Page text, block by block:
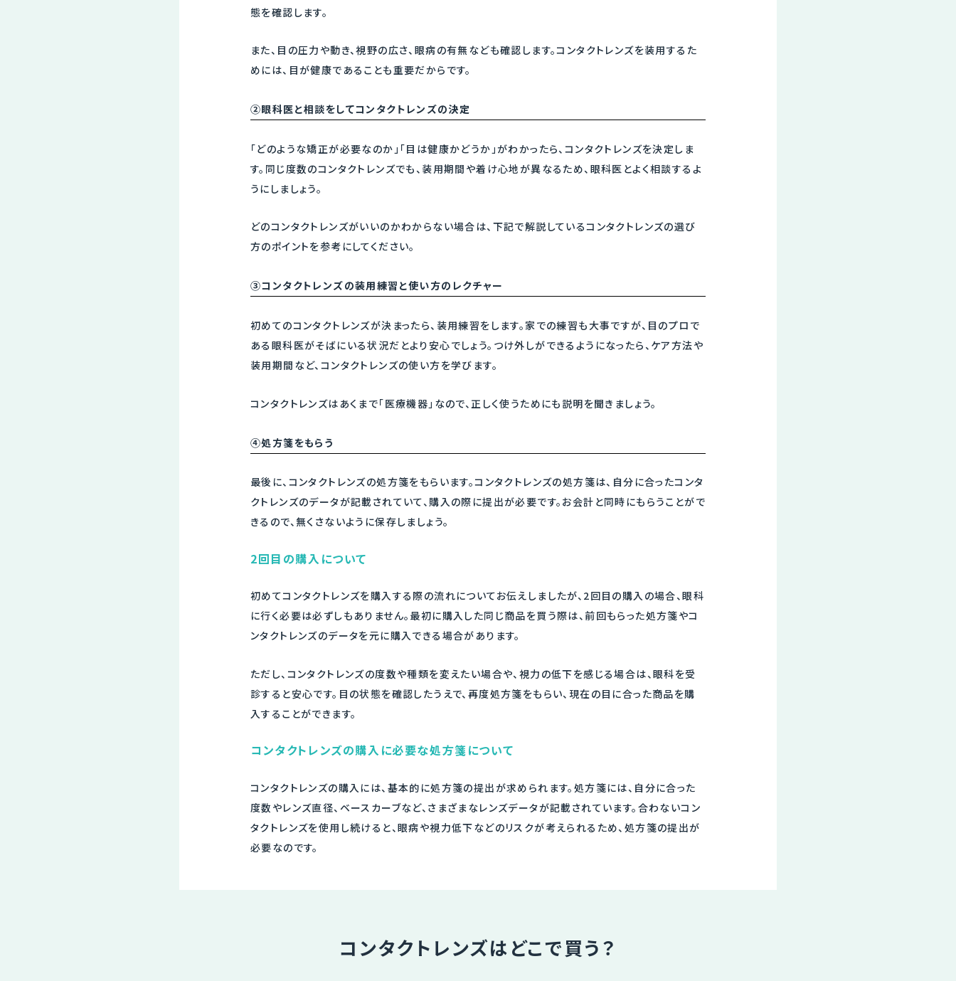
態を確認します。
また、目の圧力や動き、視野の広さ、眼病の有無なども確認します。コンタクトレンズを装用するた
めには、目が健康であることも重要だからです。
②眼科医と相談をしてコンタクトレンズの決定
「どのような矯正が必要なのか」「目は健康かどうか」がわかったら、コンタクトレンズを決定しま
す。同じ度数のコンタクトレンズでも、装用期間や着け心地が異なるため、眼科医とよく相談するよ
うにしましょう。
どのコンタクトレンズがいいのかわからない場合は、下記で解説しているコンタクトレンズの選び
方のポイントを参考にしてください。
③コンタクトレンズの装用練習と使い方のレクチャー
初めてのコンタクトレンズが決まったら、装用練習をします。家での練習も大事ですが、目のプロで
ある眼科医がそばにいる状況だとより安心でしょう。つけ外しができるようになったら、ケア方法や
装用期間など、コンタクトレンズの使い方を学びます。
コンタクトレンズはあくまで「医療機器」なので、正しく使うためにも説明を聞きましょう。
④処方箋をもらう
最後に、コンタクトレンズの処方箋をもらいます。コンタクトレンズの処方箋は、自分に合ったコンタ
クトレンズのデータが記載されていて、購入の際に提出が必要です。お会計と同時にもらうことがで
きるので、無くさないように保存しましょう。
2回目の購入について
初めてコンタクトレンズを購入する際の流れについてお伝えしましたが、2回目の購入の場合、眼科
に行く必要は必ずしもありません。最初に購入した同じ商品を買う際は、前回もらった処方箋やコ
ンタクトレンズのデータを元に購入できる場合があります。
ただし、コンタクトレンズの度数や種類を変えたい場合や、視力の低下を感じる場合は、眼科を受
診すると安心です。目の状態を確認したうえで、再度処方箋をもらい、現在の目に合った商品を購
入することができます。
コンタクトレンズの購入に必要な処方箋について
コンタクトレンズの購入には、基本的に処方箋の提出が求められます。処方箋には、自分に合った
度数やレンズ直径、ベースカーブなど、さまざまなレンズデータが記載されています。合わないコン
タクトレンズを使用し続けると、眼病や視力低下などのリスクが考えられるため、処方箋の提出が
必要なのです。
コンタクトレンズはどこで買う？